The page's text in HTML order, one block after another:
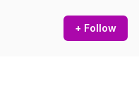
+ Follow